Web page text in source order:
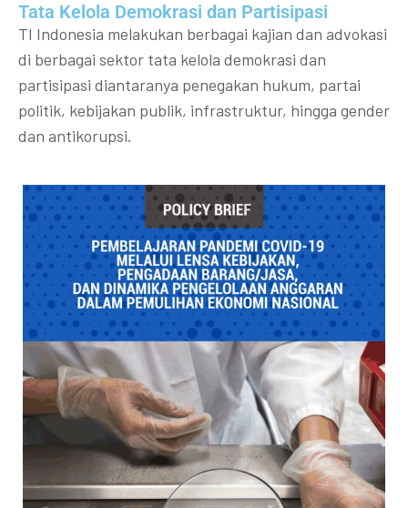
Tata Kelola Demokrasi dan Partisipasi​
TI Indonesia melakukan berbagai kajian dan advokasi
di berbagai sektor tata kelola demokrasi dan
partisipasi diantaranya penegakan hukum, partai
politik, kebijakan publik, infrastruktur, hingga gender
dan antikorupsi.